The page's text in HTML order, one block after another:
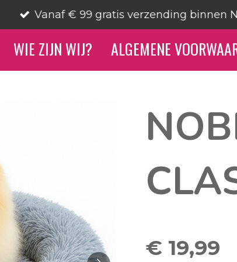
Vanaf € 99 gratis verzending binnen
WIE ZIJN WIJ? ALGEMENE
€ 19,99